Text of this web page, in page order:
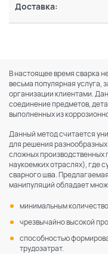
Доставка:
В настоящее время сварка
весьма популярная услуга,
организации клиентами.
соединение предметов,
выполненных из
Данный метод считается
для решения
сложных производственных
наукоемких отраслях), где
сварного шва.
манипуляций обладает
минимальным
чрезвычайно высокой
способностью
трудозатрат.